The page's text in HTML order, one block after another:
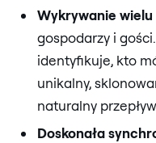
Wykrywanie
gospodarzy i
identyfikuje, kto
unikalny,
naturalny
Doskonała